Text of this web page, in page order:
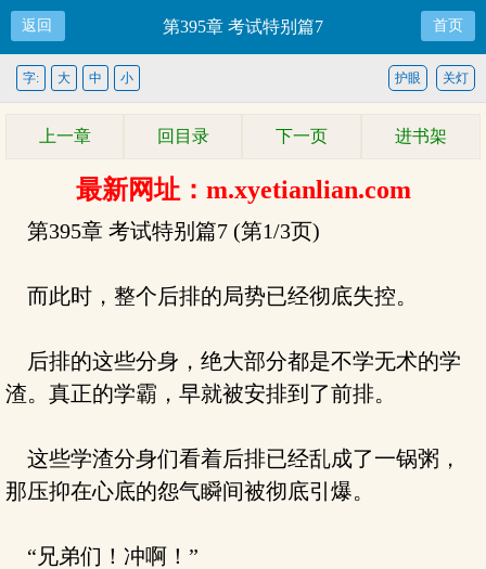
返回 第395章 考试特别篇7 首页
关灯
护眼
字: 大 中 小
上一章 回目录 下一页 进书架
最新网址：m.xyetianlian.com
第395章 考试特别篇7 (第1/3页)
而此时，整个后排的局势已经彻底失控。
后排的这些分身，绝大部分都是不学无术的学
渣。真正的学霸，早就被安排到了前排。
这些学渣分身们看着后排已经乱成了一锅粥，
那压抑在心底的怨气瞬间被彻底引爆。
“兄弟们！冲啊！”